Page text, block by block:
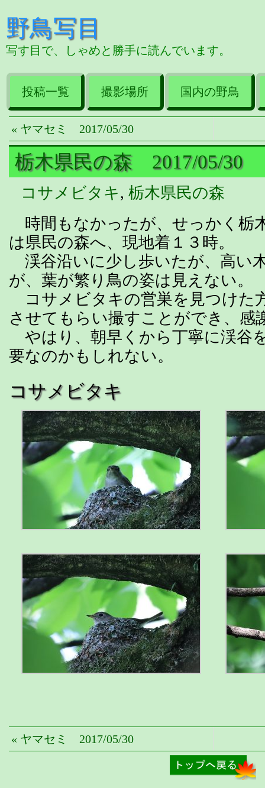
野鳥写目
写す目で、しゃめと勝手に読んでいます。
投稿一覧 撮影場所 国内の野鳥
« ヤマセミ 2017/05/30
栃木県民の森 2017/05/30
コサメビタキ, 栃木県民の森
時間もなかったが、せっかく栃
は県民の森へ、現地着１３時。
渓谷沿いに少し歩いたが、高い
が、葉が繁り鳥の姿は見えない。
コサメビタキの営巣を見つけた
させてもらい撮すことができ、感
やはり、朝早くから丁寧に渓谷
要なのかもしれない。
コサメビタキ
« ヤマセミ 2017/05/30